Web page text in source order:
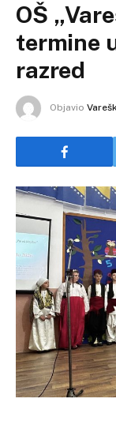
OŠ
termine
razred
Objavio